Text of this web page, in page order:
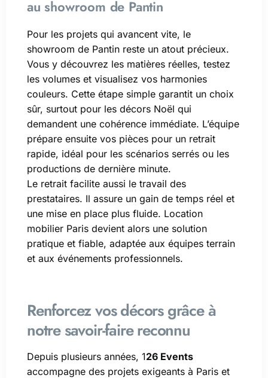
au showroom de Pantin
Pour les projets qui avancent vite, le
showroom de Pantin reste un atout précieux.
Vous y découvrez les matières réelles, testez
les volumes et visualisez vos harmonies
couleurs. Cette étape simple garantit un choix
sûr, surtout pour les décors Noël qui
demandent une cohérence immédiate. L’équipe
prépare ensuite vos pièces pour un retrait
rapide, idéal pour les scénarios serrés ou les
productions de dernière minute.
Le retrait facilite aussi le travail des
prestataires. Il assure un gain de temps réel et
une mise en place plus fluide. Location
mobilier Paris devient alors une solution
pratique et fiable, adaptée aux équipes terrain
et aux événements professionnels.
Renforcez vos décors grâce à
notre savoir-faire reconnu
Depuis plusieurs années, 126 Events
accompagne des projets exigeants à Paris et